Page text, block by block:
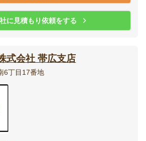
に見積もり依頼をする
式会社 帯広支店
6丁目17番地